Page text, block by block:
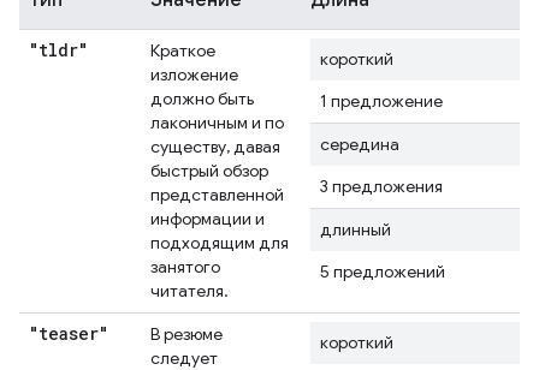
"tldr"
Краткое
изложение
должно быть
лаконичным и по
существу, давая
быстрый обзор
представленной
информации и
подходящим для
занятого
читателя.
короткий
1 предложение
середина
3 предложения
длинный
5 предложений
"teaser"
В резюме
следует
короткий